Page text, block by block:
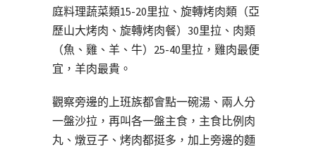
庭料理蔬菜類15-20里拉、旋轉烤肉類（亞
歷山大烤肉、旋轉烤肉餐）30里拉、肉類
（魚、雞、羊、牛）25-40里拉，雞肉最便
宜，羊肉最貴。
觀察旁邊的上班族都會點一碗湯、兩人分
一盤沙拉，再叫各一盤主食，主食比例肉
丸、燉豆子、烤肉都挺多，加上旁邊的麵